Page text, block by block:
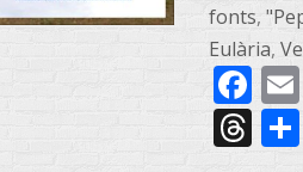
fonts,
Eulària,